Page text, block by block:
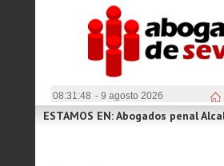
08:31:49 - 9 agosto 2026
ESTAMOS EN: Abogados penal